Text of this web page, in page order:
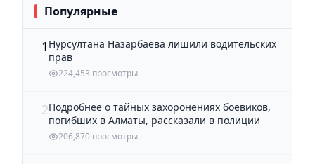
Популярные
1 Нурсултана Назарбаева лишили водительских
прав
224,453 просмотры
2Подробнее о тайных захоронениях боевиков,
погибших в Алматы, рассказали в полиции
206,870 просмотры